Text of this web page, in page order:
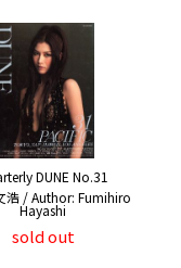
DUNE No.31
浩 / Author: Fumihiro
Hayashi
sold out